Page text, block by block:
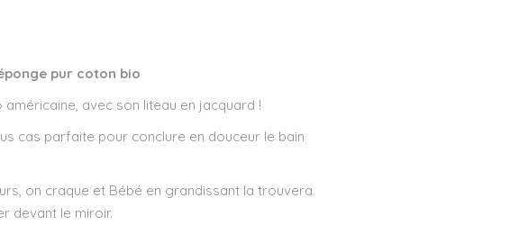
pur coton bio
américaine, avec son liteau en jacquard !
cas parfaite pour conclure en douceur le bain
on craque et Bébé en grandissant la trouvera
devant le miroir.